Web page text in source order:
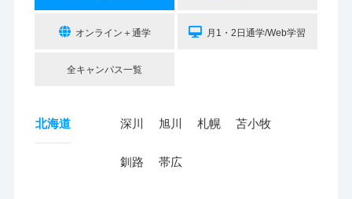
オンライン＋通学 月1・2日通学/Web学習
全キャンパス一覧
北海道 深川 旭川 札幌 苫小牧
釧路 帯広